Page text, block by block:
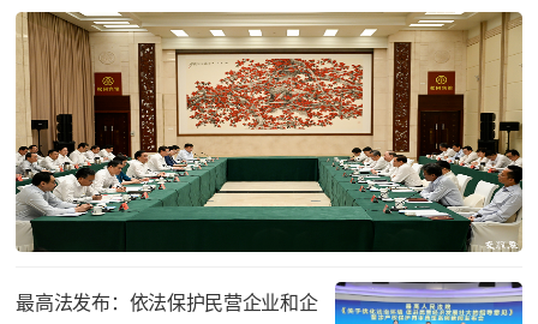
最高法发布：依法保护民营企业和企